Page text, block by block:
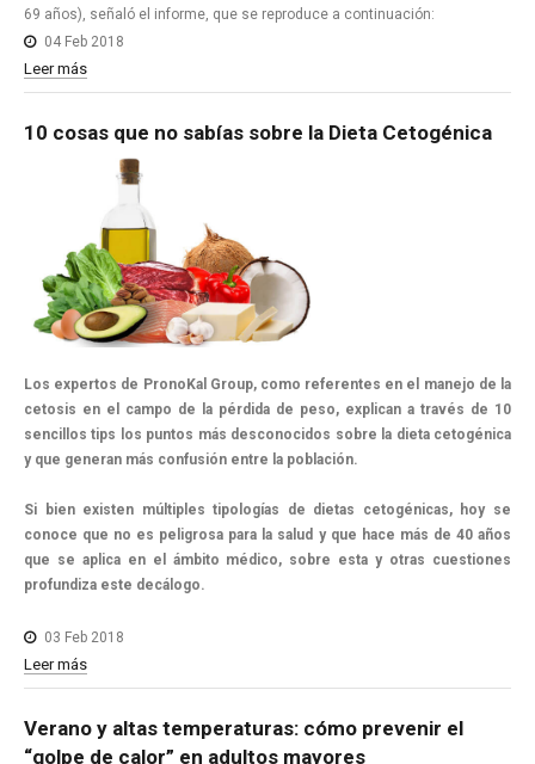
69 años), señaló el informe, que se reproduce a continuación:
04 Feb 2018
Leer más
10 cosas que no sabías sobre la Dieta Cetogénica
Los expertos de PronoKal Group, como referentes en el manejo de la
cetosis en el campo de la pérdida de peso, explican a través de 10
sencillos tips los puntos más desconocidos sobre la dieta cetogénica
y que generan más confusión entre la población.
Si bien existen múltiples tipologías de dietas cetogénicas, hoy se
conoce que no es peligrosa para la salud y que hace más de 40 años
que se aplica en el ámbito médico, sobre esta y otras cuestiones
profundiza este decálogo.
03 Feb 2018
Leer más
Verano y altas temperaturas: cómo prevenir el
“golpe de calor” en adultos mayores